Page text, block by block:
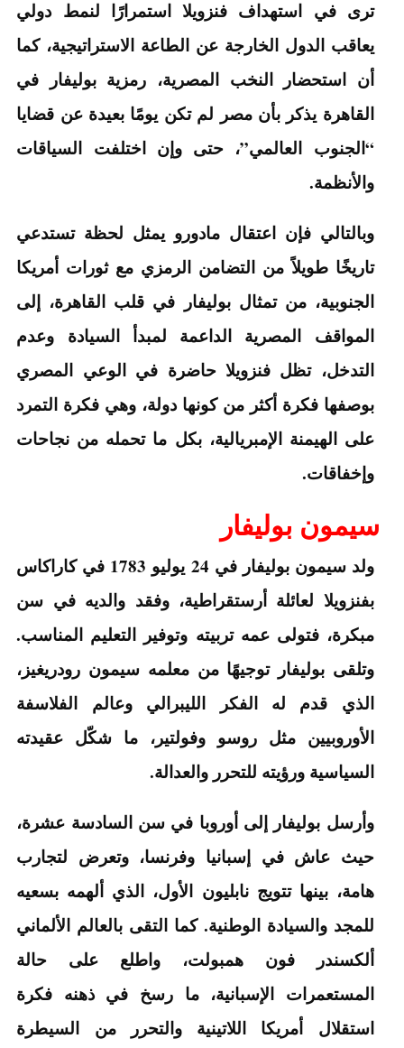
ترى في استهداف فنزويلا استمرارًا لنمط دولي
يعاقب الدول الخارجة عن الطاعة الاستراتيجية، كما
أن استحضار النخب المصرية، رمزية بوليفار في
القاهرة يذكر بأن مصر لم تكن يومًا بعيدة عن قضايا
“الجنوب العالمي”، حتى وإن اختلفت السياقات
والأنظمة.
وبالتالي فإن اعتقال مادورو يمثل لحظة تستدعي
تاريخًا طويلاً من التضامن الرمزي مع ثورات أمريكا
الجنوبية، من تمثال بوليفار في قلب القاهرة، إلى
المواقف المصرية الداعمة لمبدأ السيادة وعدم
التدخل، تظل فنزويلا حاضرة في الوعي المصري
بوصفها فكرة أكثر من كونها دولة، وهي فكرة التمرد
على الهيمنة الإمبريالية، بكل ما تحمله من نجاحات
وإخفاقات.
سيمون بوليفار
ولد سيمون بوليفار في 24 يوليو 1783 في كاراكاس
بفنزويلا لعائلة أرستقراطية، وفقد والديه في سن
مبكرة، فتولى عمه تربيته وتوفير التعليم المناسب.
وتلقى بوليفار توجيهًا من معلمه سيمون رودريغيز،
الذي قدم له الفكر الليبرالي وعالم الفلاسفة
الأوروبيين مثل روسو وفولتير، ما شكّل عقيدته
السياسية ورؤيته للتحرر والعدالة.
وأرسل بوليفار إلى أوروبا في سن السادسة عشرة،
حيث عاش في إسبانيا وفرنسا، وتعرض لتجارب
هامة، بينها تتويج نابليون الأول، الذي ألهمه بسعيه
للمجد والسيادة الوطنية. كما التقى بالعالم الألماني
ألكسندر فون همبولت، واطلع على حالة
المستعمرات الإسبانية، ما رسخ في ذهنه فكرة
استقلال أمريكا اللاتينية والتحرر من السيطرة